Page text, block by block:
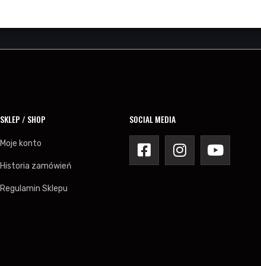
SKLEP / SHOP
Moje konto
Historia zamówień
Regulamin Sklepu
SOCIAL MEDIA